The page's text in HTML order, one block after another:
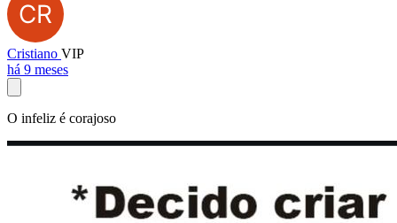
Cristiano VIP
há 9 meses
O infeliz é corajoso